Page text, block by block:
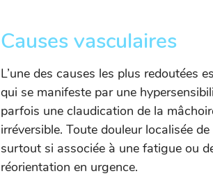
Causes vasculaires
L’une des causes les plus redoutées
qui se manifeste par une
parfois une claudication de la
irréversible. Toute douleur localisée
surtout si associée à une fatigue ou
réorientation en urgence.